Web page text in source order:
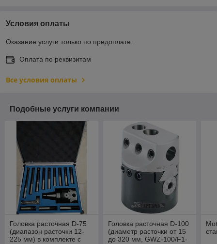
Условия оплаты
Оказание услуги только по предоплате.
Оплата по реквизитам
Все условия оплаты
Подобные услуги компании
Головка расточная D-75
(диапазон расточки 12-
225 мм) в комплекте с
Головка расточная D-100
(диаметр расточки от 15
до 320 мм, GWZ-100/F1-